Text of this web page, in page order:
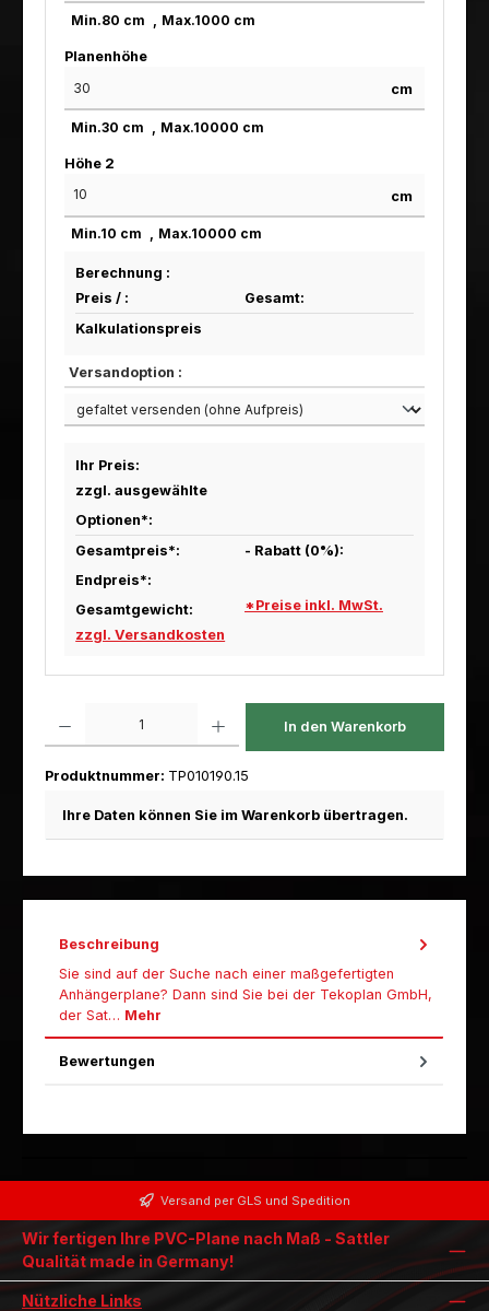
Min.80 cm Max.1000 cm
Planenhöhe
cm
Min.30 cm Max.10000 cm
Höhe 2
cm
Min.10 cm Max.10000 cm
Berechnung :
Preis / :
Gesamt:
Kalkulationspreis
Versandoption :
Ihr Preis:
zzgl. ausgewählte
Optionen*:
Gesamtpreis*:
- Rabatt (0%):
Endpreis*:
Gesamtgewicht:
*Preise inkl. MwSt.
zzgl. Versandkosten
In den Warenkorb
Produktnummer: TP010190.15
Ihre Daten können Sie im Warenkorb übertragen.
Beschreibung
Sie sind auf der Suche nach einer maßgefertigten
Anhängerplane? Dann sind Sie bei der Tekoplan GmbH,
der Sat… Mehr
Bewertungen
Versand per GLS und Spedition
Wir fertigen Ihre PVC-Plane nach Maß - Sattler
Qualität made in Germany!
Nützliche Links